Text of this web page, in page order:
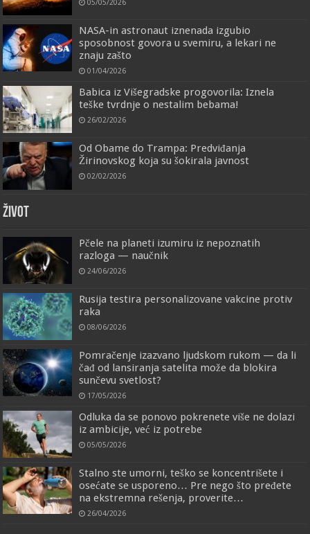
05/05/2026
NASA-in astronaut iznenada izgubio
sposobnost govora u svemiru, a lekari ne
znaju zašto
01/04/2026
Babica iz Višegradske progovorila: Iznela
teške tvrdnje o nestalim bebama!
26/02/2026
Od Obame do Trampa: Predviđanja
Žirinovskog koja su šokirala javnost
02/02/2026
ŽIVOT
Pčele na planeti izumiru iz nepoznatih
razloga — naučnik
24/06/2026
Rusija testira personalizovane vakcine protiv
raka
08/06/2026
Pomračenje izazvano ljudskom rukom — da li
čađ od lansiranja satelita može da blokira
sunčevu svetlost?
17/05/2026
Odluka da se ponovo pokrenete više ne dolazi
iz ambicije, već iz potrebe
05/05/2026
Stalno ste umorni, teško se koncentrišete i
osećate se usporeno… Pre nego što pređete
na ekstremna rešenja, proverite…
26/04/2026